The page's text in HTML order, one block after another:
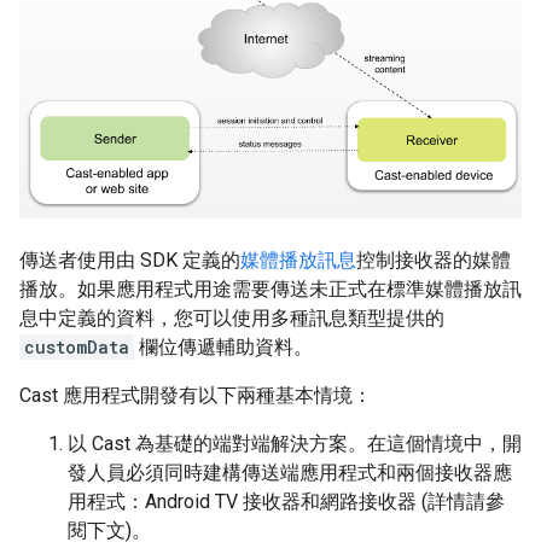
傳送者使用由 SDK 定義的媒體播放訊息控制接收器的媒體
播放。如果應用程式用途需要傳送未正式在標準媒體播放訊
息中定義的資料，您可以使用多種訊息類型提供的
customData 欄位傳遞輔助資料。
Cast 應用程式開發有以下兩種基本情境：
以 Cast 為基礎的端對端解決方案。在這個情境中，開
發人員必須同時建構傳送端應用程式和兩個接收器應
用程式：Android TV 接收器和網路接收器 (詳情請參
閱下文)。